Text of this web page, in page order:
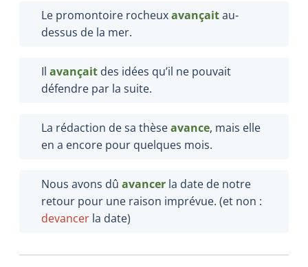
Le promontoire rocheuxavançaitau-
dessus de la mer.
Il avançait des idées qu’il ne pouvait
défendre par la suite.
La rédaction de sa thèseavance, mais elle
en a encore pour quelques mois.
Nous avons dû avancer la date de notre
retour pour une raison imprévue. (et non :
devancer la date)